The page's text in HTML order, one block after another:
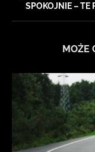
SPOKOJNIE – TE
MOŻE